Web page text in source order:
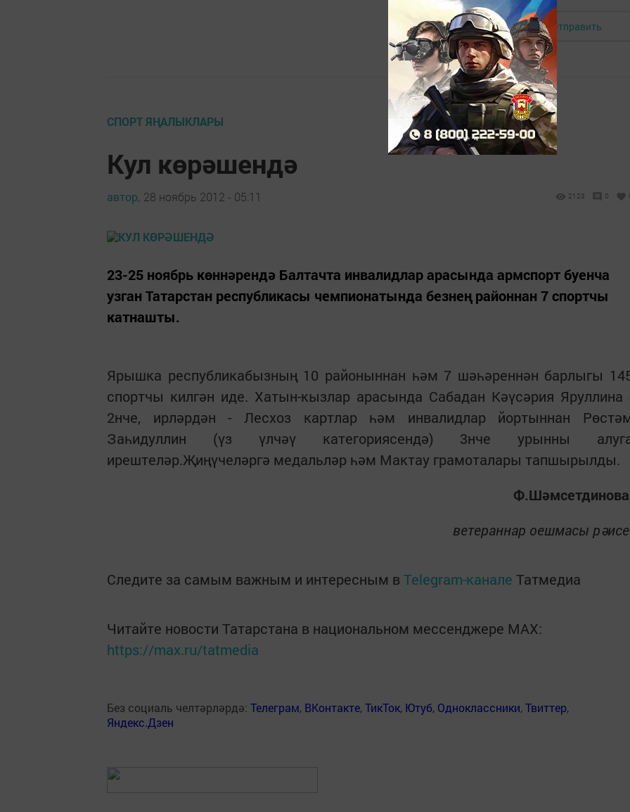
Авторизоваться Отправить
СПОРТ ЯҢАЛЫКЛАРЫ
Кул көрәшендә
автор, 28 ноябрь 2012 - 05:11 2123 0
23-25 ноябрь көннәрендә Балтачта инвалидлар арасында армспорт буенча
узган Татарстан рес­публикасы чемпионатында безнең районнан 7 спортчы
катнашты.
Ярышка республикабызның 10 районыннан һәм 7 шәһәреннән барлыгы
спортчы килгән иде. Хатын-кызлар арасында Сабадан Кәүсәрия Яруллина
2нче, ирләрдән - Лесхоз картлар һәм инвалидлар йортыннан
Заһидуллин (үз үлчәү категориясендә) 3нче урынны
ирештеләр.Җиңүчеләргә медальләр һәм Мактау грамоталары тапшырылды.
ветераннар оешмасы
Следите за самым важным и интересным в Telegram-канале Татмедиа
Читайте новости Татарстана в национальном мессенджере MАХ:
https://max.ru/tatmedia
Без социаль челтәрләрдә: Телеграм, ВКонтакте,ТикТок, Ютуб, Одноклассники,Твиттер,
Яндекс.Дзен